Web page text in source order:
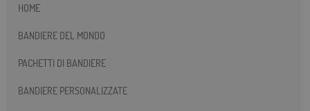
HOME
BANDIERE DEL MONDO
PACHETTI DI BANDIERE
BANDIERE PERSONALIZZATE